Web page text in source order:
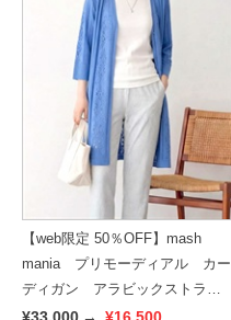
【web限定 50％OFF】mash
mania プリモーディアル カー
ディガン アラビックストライ
プ
¥33,000 → ¥16,500